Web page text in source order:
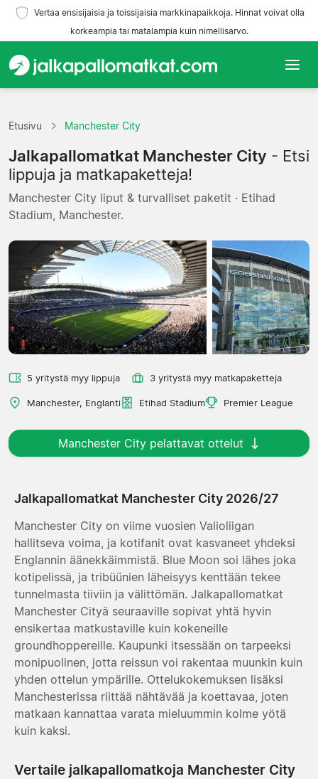
Vertaa ensisijaisia ja toissijaisia markkinapaikkoja. Hinnat voivat olla
korkeampia tai matalampia kuin nimellisarvo.
Joukkueet
Liigat
Matkatoimistoja
Etusivu Manchester City
Jalkapallomatkat Manchester City - Etsi
lippuja ja matkapaketteja!
Manchester City liput & turvalliset paketit · Etihad
Stadium, Manchester.
5 yritystä myy lippuja 3 yritystä myy matkapaketteja
Manchester, Englanti Etihad Stadium Premier League
Manchester City pelattavat ottelut
Jalkapallomatkat Manchester City 2026/27
Manchester City on viime vuosien Valioliigan
hallitseva voima, ja kotifanit ovat kasvaneet yhdeksi
Englannin äänekkäimmistä. Blue Moon soi lähes joka
kotipelissä, ja tribüünien läheisyys kenttään tekee
tunnelmasta tiiviin ja välittömän. Jalkapallomatkat
Manchester Cityä seuraaville sopivat yhtä hyvin
ensikertaa matkustaville kuin kokeneille
groundhoppereille. Kaupunki itsessään on tarpeeksi
monipuolinen, jotta reissun voi rakentaa muunkin kuin
yhden ottelun ympärille. Ottelukokemuksen lisäksi
Manchesterissa riittää nähtävää ja koettavaa, joten
matkaan kannattaa varata mieluummin kolme yötä
kuin kaksi.
Vertaile jalkapallomatkoja Manchester City